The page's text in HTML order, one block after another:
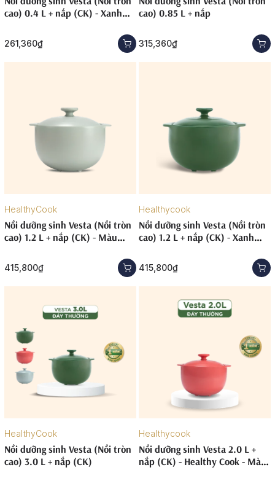
cao) 0.4 L + nắp (CK) - Xanh
261,360₫
cao) 0.85 L + nắp
315,360₫
HealthyCook
Nồi dưỡng sinh Vesta (Nồi tròn
cao) 1.2 L + nắp (CK) - Màu
415,800₫
Healthycook
Nồi dưỡng sinh Vesta (Nồi tròn
cao) 1.2 L + nắp (CK) - Xanh
415,800₫
HealthyCook
Nồi dưỡng sinh Vesta (Nồi tròn
cao) 3.0 L + nắp (CK)
Healthycook
Nồi dưỡng sinh Vesta 2.0 L +
nắp (CK) - Healthy Cook - Màu